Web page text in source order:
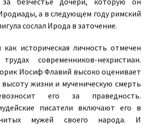
а в следующем году римский
сослал Ирода в заточение.
историческая личность отмечен
современников-нехристиан.
Иосиф Флавий высоко оценивает
жизни и мученическую смерть
его за праведность.
писатели включают его в
мужей своего народа. И